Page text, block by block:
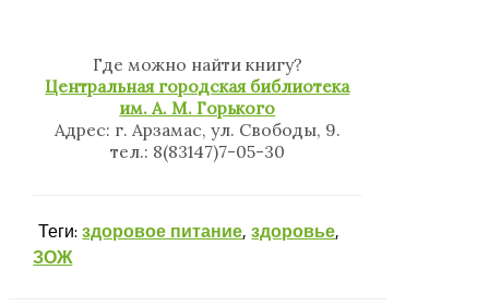
Где можно найти книгу?
Центральная городская библиотека
им. А. М. Горького
Адрес: г. Арзамас, ул. Свободы, 9.
тел.: 8(83147)7-05-30
Теги:здоровое питание,здоровье,
ЗОЖ